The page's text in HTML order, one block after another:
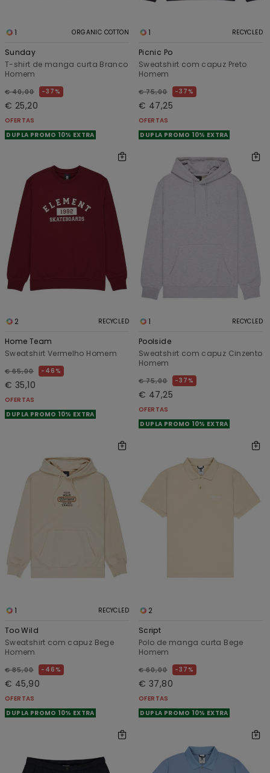
1 ORGANIC COTTON
Sunday
T-shirt de manga curta Branco
Homem
€ 40,00 37%
€ 25,20
OFERTAS
DUPLA PROMO 10% EXTRA
1 RECYCLED
Picnic Po
Sweatshirt com capuz Preto
Homem
€ 75,00 37%
€ 47,25
OFERTAS
DUPLA PROMO 10% EXTRA
2 RECYCLED
Home Team
Sweatshirt Vermelho Homem
€ 65,00 46%
€ 35,10
OFERTAS
DUPLA PROMO 10% EXTRA
1 RECYCLED
Poolside
Sweatshirt com capuz Cinzento
Homem
€ 75,00 37%
€ 47,25
OFERTAS
DUPLA PROMO 10% EXTRA
1 RECYCLED
Too Wild
Sweatshirt com capuz Bege
Homem
€ 85,00 46%
€ 45,90
OFERTAS
DUPLA PROMO 10% EXTRA
2
Script
Polo de manga curta Bege
Homem
€ 60,00 37%
€ 37,80
OFERTAS
DUPLA PROMO 10% EXTRA